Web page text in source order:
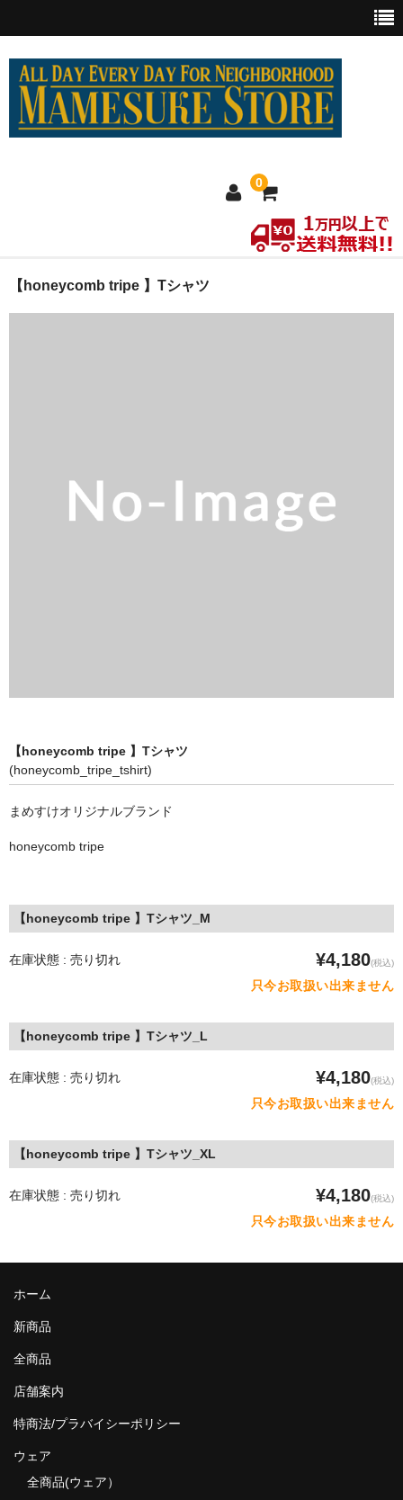
0
ホーム
ロングTシャツ
ヘッドギア
ORIGINAL
STILL 90’s
Chicano Life
Por Vida
全商品（ORIGINAL）
ホルモンクラブ
天ぷらまめすけ
全商品（CD/DVD）
DJ SANTANA
Japanese Rap
MotiveRecords
全商品（グッズ ）
タオル・リストバンド
トートバッグ
【honeycomb tripe 】Tシャツ
【honeycomb tripe 】Tシャツ
(honeycomb_tripe_tshirt)
まめすけオリジナルブランド
honeycomb tripe
【honeycomb tripe 】Tシャツ_M
在庫状態 : 売り切れ ¥4,180(税込)
只今お取扱い出来ません
【honeycomb tripe 】Tシャツ_L
在庫状態 : 売り切れ ¥4,180(税込)
只今お取扱い出来ません
【honeycomb tripe 】Tシャツ_XL
在庫状態 : 売り切れ ¥4,180(税込)
只今お取扱い出来ません
ホーム
新商品
全商品
店舗案内
特商法/プラバイシーポリシー
ウェア
全商品(ウェア）